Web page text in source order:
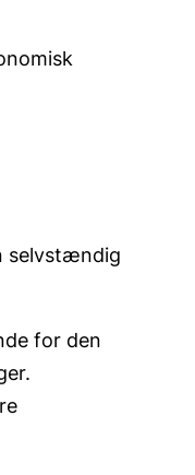
selvstændig
for den